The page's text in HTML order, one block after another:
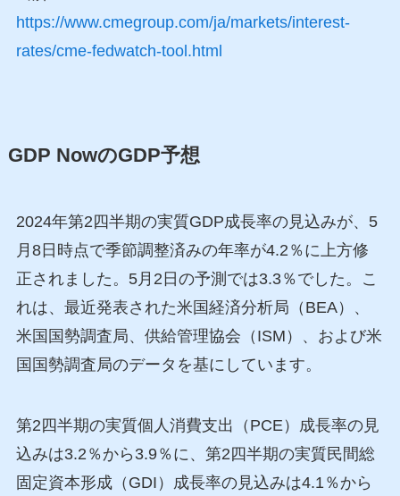
https://www.cmegroup.com/ja/markets/interest-
rates/cme-fedwatch-tool.html
GDP NowのGDP予想
2024年第2四半期の実質GDP成長率の見込みが、5
月8日時点で季節調整済みの年率が4.2％に上方修
正されました。5月2日の予測では3.3％でした。こ
れは、最近発表された米国経済分析局（BEA）、
米国国勢調査局、供給管理協会（ISM）、および米
国国勢調査局のデータを基にしています。
第2四半期の実質個人消費支出（PCE）成長率の見
込みは3.2％から3.9％に、第2四半期の実質民間総
固定資本形成（GDI）成長率の見込みは4.1％から